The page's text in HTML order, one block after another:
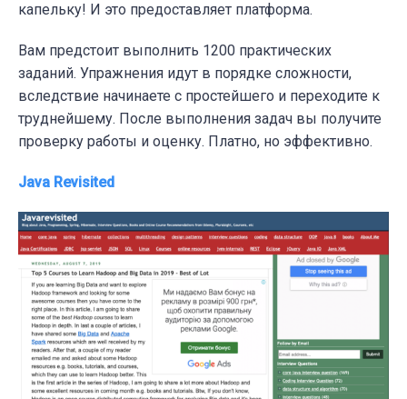
капельку! И это предоставляет платформа.
Вам предстоит выполнить 1200 практических
заданий. Упражнения идут в порядке сложности,
вследствие начинаете с простейшего и переходите к
труднейшему. После выполнения задач вы получите
проверку работы и оценку. Платно, но эффективно.
Java Revisited